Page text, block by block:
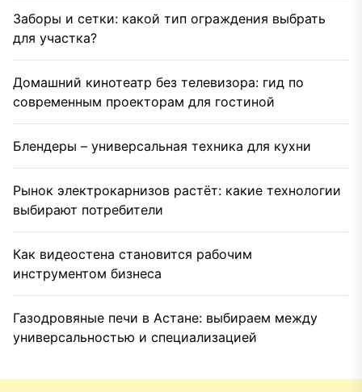
Заборы и сетки: какой тип ограждения выбрать
для участка?
Домашний кинотеатр без телевизора: гид по
современным проекторам для гостиной
Блендеры – универсальная техника для кухни
Рынок электрокарнизов растёт: какие технологии
выбирают потребители
Как видеостена становится рабочим
инструментом бизнеса
Газодровяные печи в Астане: выбираем между
универсальностью и специализацией